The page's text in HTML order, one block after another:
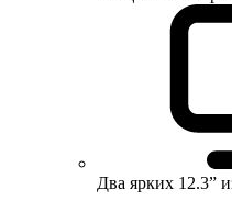
Два ярких 12.3”